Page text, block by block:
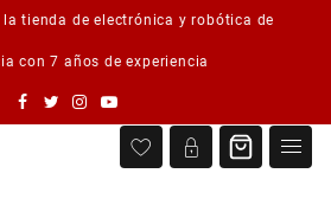
la tienda de electrónica y robótica de
con 7 años de experiencia